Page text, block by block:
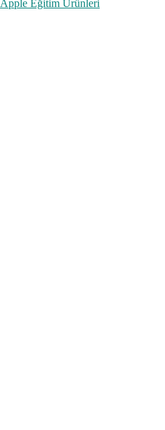
Apple Eğitim Ürünleri